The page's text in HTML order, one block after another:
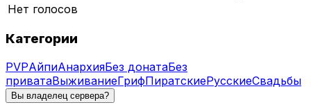
Нет голосов
Категории
PVPАйпиАнархияБез донатаБез
приватаВыживаниеГрифПиратскиеРусскиеСвадьбы
Вы владелец сервера?